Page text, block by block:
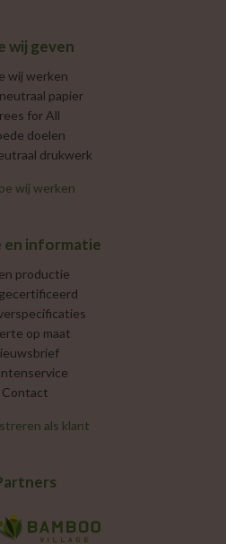
wij geven
wij werken
papier
for All
doelen
drukwerk
wij werken
en informatie
productie
op maat
Contact
als klant